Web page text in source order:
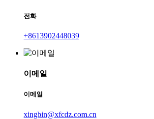
전화
+8613902448039
이메일
이메일
xingbin@xfcdz.com.cn